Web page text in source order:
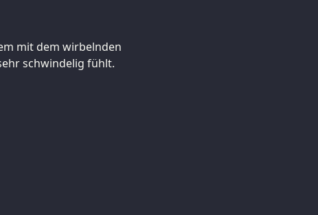
mit dem wirbelnden
schwindelig fühlt.